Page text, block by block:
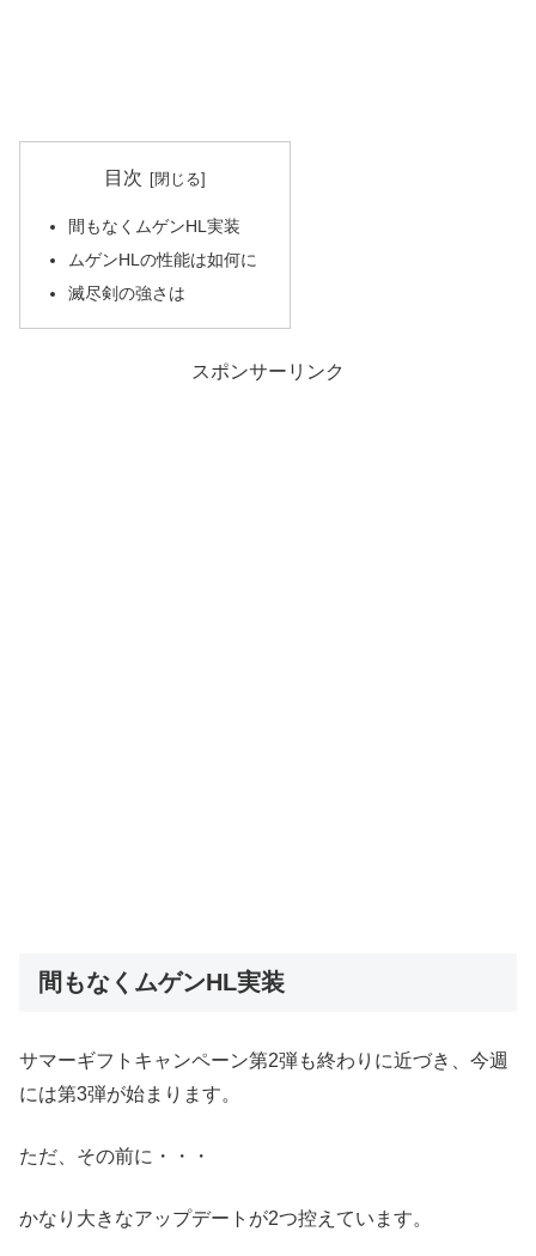
目次
間もなくムゲンHL実装
ムゲンHLの性能は如何に
滅尽剣の強さは
スポンサーリンク
間もなくムゲンHL実装
サマーギフトキャンペーン第2弾も終わりに近づき、今週
には第3弾が始まります。
ただ、その前に・・・
かなり大きなアップデートが2つ控えています。